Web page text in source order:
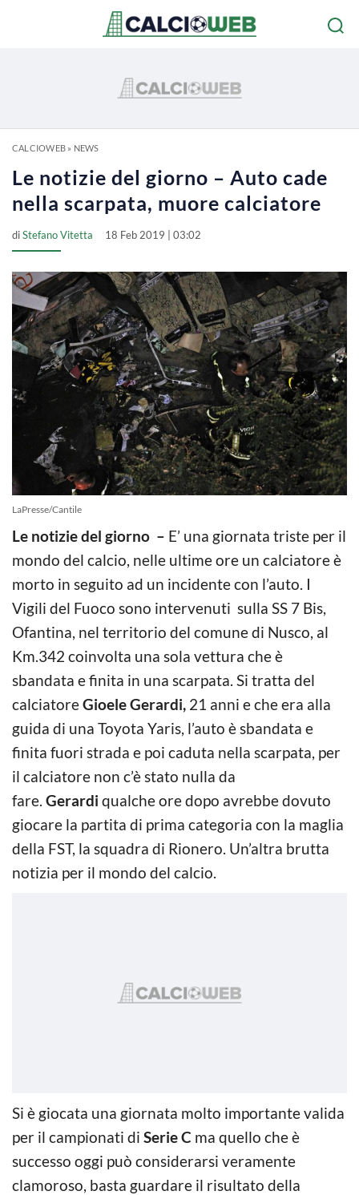
CALCIOWEB» NEWS
Le notizie del giorno – Auto cade
nella scarpata, muore calciatore
diStefano Vitetta 18 Feb 2019 | 03:02
LaPresse/Cantile
Le notizie del giorno – E’ una giornata triste per il
mondo del calcio, nelle ultime ore un calciatore è
morto in seguito ad un incidente con l’auto. I
Vigili del Fuoco sono intervenuti sulla SS 7 Bis,
Ofantina, nel territorio del comune di Nusco, al
Km.342 coinvolta una sola vettura che è
sbandata e finita in una scarpata. Si tratta del
calciatoreGioele Gerardi, 21 anni e che era alla
guida di una Toyota Yaris, l’auto è sbandata e
finita fuori strada e poi caduta nella scarpata, per
il calciatore non c’è stato nulla da
fare. Gerardi qualche ore dopo avrebbe dovuto
giocare la partita di prima categoria con la maglia
della FST, la squadra di Rionero. Un’altra brutta
notizia per il mondo del calcio.
Si è giocata una giornata molto importante valida
per il campionati di Serie C ma quello che è
successo oggi può considerarsi veramente
clamoroso, basta guardare il risultato della